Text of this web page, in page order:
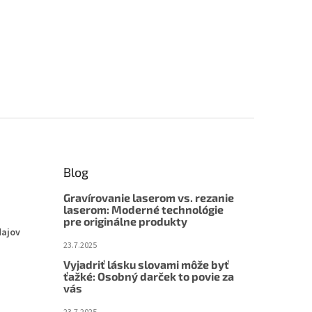
Blog
Gravírovanie laserom vs. rezanie
laserom: Moderné technológie
pre originálne produkty
23.7.2025
Vyjadriť lásku slovami môže byť
ťažké: Osobný darček to povie za
vás